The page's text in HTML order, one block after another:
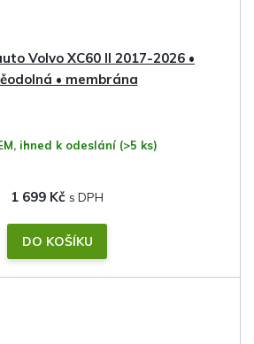
Volvo XC60 II 2017-2026 •
• membrána
ihned k odeslání (>5 ks)
1 699 Kč
DO KOŠÍKU